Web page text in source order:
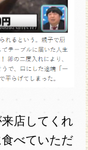
店してくれ
べていただ